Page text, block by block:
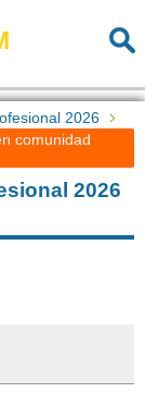
2026
comunidad
2026